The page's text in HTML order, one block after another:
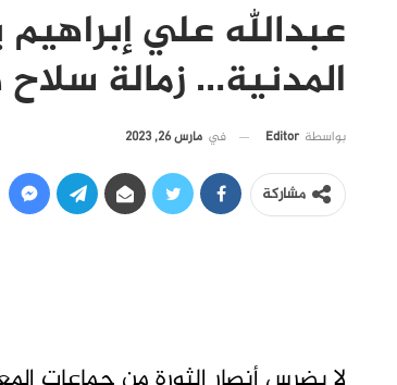
عبدالله علي
المدنية… زمالة
بواسطة Editor في مارس 26, 2023
مشاركة